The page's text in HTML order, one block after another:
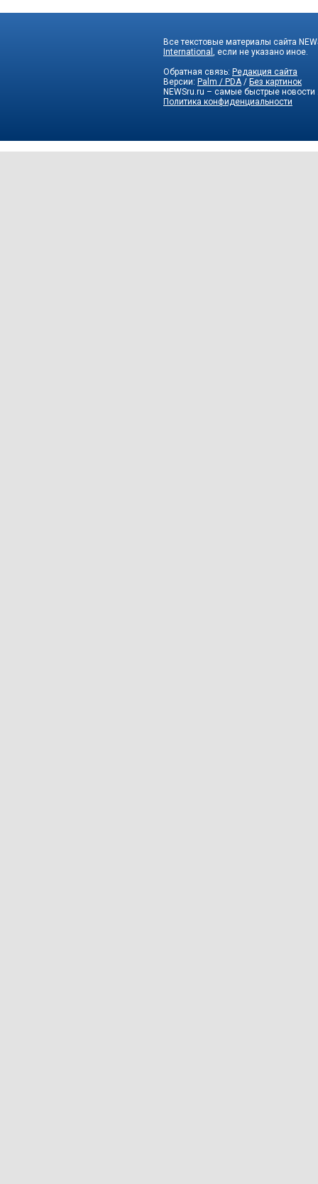
Все текстовые материалы сайта
International
, если не указано иное.
Обратная связь: Редакция сайта
Версии: Palm / PDA / Без картинок
NEWSru.ru – самые быстрые новости
Политика конфиденциальности